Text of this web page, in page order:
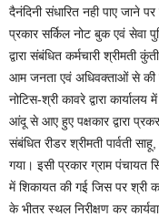
दैनंदिनी संधारित नही पाए जाने
प्रकार सर्किल नोट बुक एवं सेवा
द्वारा संबंधित कर्मचारी श्रीमती
आम जनता एवं अधिवक्ताओं से की
नोटिस-श्री कावरे द्वारा
आंदू से आए हुए पक्षकार द्वारा
संबंधित रीडर श्रीमती पार्वती
गया। इसी प्रकार ग्राम पंचायत
में शिकायत की गई जिस पर श्री
के भीतर स्थल निरीक्षण कर